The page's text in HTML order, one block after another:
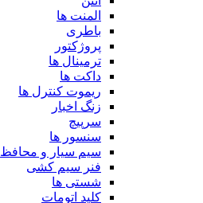
المنت ها
باطری
پروژکتور
ترمینال ها
داکت ها
ریموت کنترل ها
زنگ اخبار
سرپیچ
سنسور ها
سیم سیار و محافظ
فنر سیم کشی
شستی ها
کلید اتومات